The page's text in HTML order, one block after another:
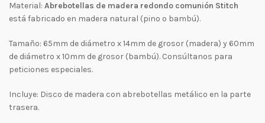
Material: Abrebotellas de madera redondo comunión Stitch
está fabricado en madera natural (pino o bambú).
Tamaño: 65mm de diámetro x 14mm de grosor (madera) y 60mm
de diámetro x 10mm de grosor (bambú). Consúltanos para
peticiones especiales.
Incluye: Disco de madera con abrebotellas metálico en la parte
trasera.